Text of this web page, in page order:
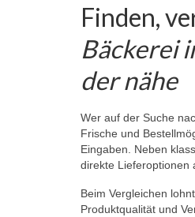
Finden,
Bäckerei
der nähe
Wer auf der Suche
Frische und
Eingaben. Neben
direkte Lieferoptionen
Beim Vergleichen
Produktqualität und